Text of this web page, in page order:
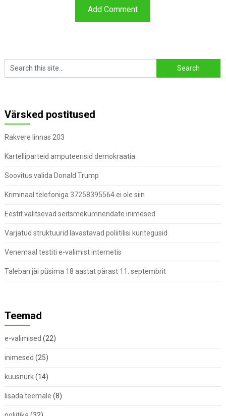
Värsked postitused
Rakvere linnas 203
Kartelliparteid amputeerisid demokraatia
Soovitus valida Donald Trump
Kriminaal telefoniga 37258395564 ei ole siin
Eestit valitsevad seitsmekümnendate inimesed
Varjatud struktuurid lavastavad poliitilisi kuritegusid
Venemaal testiti e-valimist internetis
Taleban jäi püsima 18 aastat pärast 11. septembrit
Teemad
e-valimised (22)
inimesed (25)
kuusnurk(14)
lisada teemale (8)